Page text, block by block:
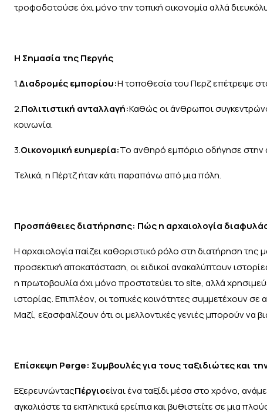
τροφοδοτούσε όχι μόνο την τοπική οικονομία αλλά
Η Σημασία της Περγής
1.Διαδρομές εμπορίου:Η τοποθεσία του Περζ επέτρεψε
2.Πολιτιστική ανταλλαγή:Καθώς οι άνθρωποι
κοινωνία.
3.Οικονομική ευημερία:Το ανθηρό εμπόριο οδήγησε στην
Τελικά, η Πέρτζ ήταν κάτι παραπάνω από μια πόλη.
Προσπάθειες διατήρησης: Πώς η αρχαιολογία
Η αρχαιολογία παίζει καθοριστικό ρόλο στη διατήρηση της
προσεκτική αποκατάσταση, οι ειδικοί ανακαλύπτουν
η πρωτοβουλία όχι μόνο προστατεύει το site, αλλά
ιστορίας. Επιπλέον, οι τοπικές κοινότητες συμμετέχουν σε
Μαζί, εξασφαλίζουν ότι οι μελλοντικές γενιές μπορούν να
Επίσκεψη Perge: Συμβουλές για τους ταξιδιώτες και
ΕξερευνώνταςΠέργιοείναι ένα ταξίδι μέσα στο χρόνο,
αγκαλιάστε τα εκπληκτικά ερείπια και βυθιστείτε σε μια